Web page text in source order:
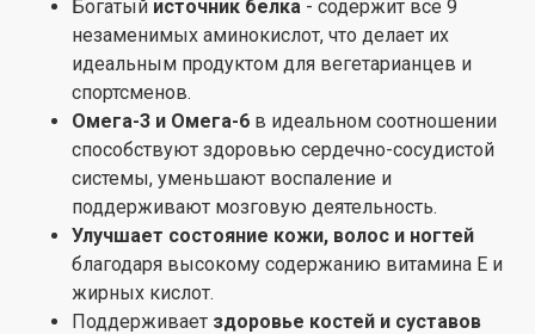
Богатый источник белка - содержит все 9
незаменимых аминокислот, что делает их
идеальным продуктом для вегетарианцев и
спортсменов.
Омега-3 и Омега-6 в идеальном соотношении
способствуют здоровью сердечно-сосудистой
системы, уменьшают воспаление и
поддерживают мозговую деятельность.
Улучшает состояние кожи, волос и ногтей
благодаря высокому содержанию витамина Е и
жирных кислот.
Поддерживает здоровье костей и суставов